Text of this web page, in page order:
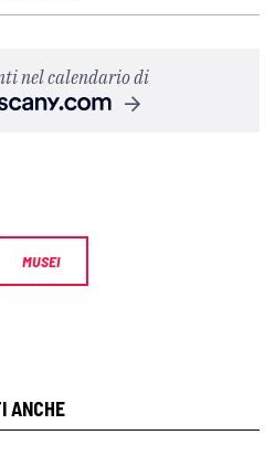
nel calendario di
MUSEI
ANCHE